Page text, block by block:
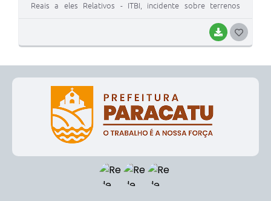
BAIXAR
Reais a eles Relativos - ITBI, incidente sobre terrenos